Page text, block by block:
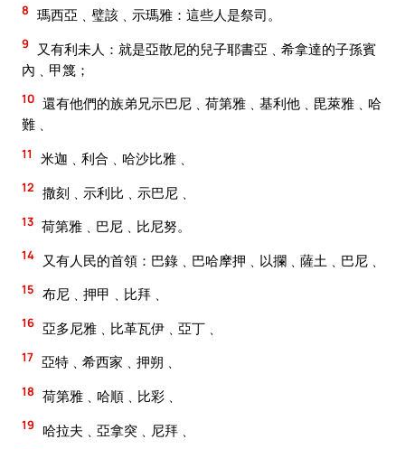
8 瑪西亞﹑璧該﹑示瑪雅：這些人是祭司。
9
又有利未人：就是亞散尼的兒子耶書亞﹑希拿達的子孫賓
內﹑甲篾；
10 還有他們的族弟兄示巴尼﹑荷第雅﹑基利他﹑毘萊雅﹑哈
難﹑
11 米迦﹑利合﹑哈沙比雅﹑
12 撒刻﹑示利比﹑示巴尼﹑
13 荷第雅﹑巴尼﹑比尼努。
14 又有人民的首領：巴錄﹑巴哈摩押﹑以攔﹑薩土﹑巴尼﹑
15 布尼﹑押甲﹑比拜﹑
16 亞多尼雅﹑比革瓦伊﹑亞丁﹑
17 亞特﹑希西家﹑押朔﹑
18 荷第雅﹑哈順﹑比彩﹑
19 哈拉夫﹑亞拿突﹑尼拜﹑